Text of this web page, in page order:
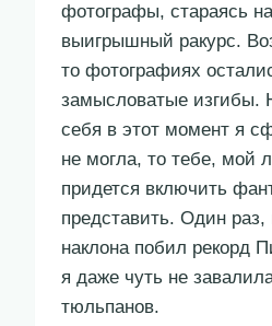
фотографы, стараясь
выигрышный ракурс.
то фотографиях
замысловатые изгибы.
себя в этот момент я
не могла, то тебе, мой
придется включить
представить. Один раз,
наклона побил рекорд
я даже чуть не
тюльпанов.